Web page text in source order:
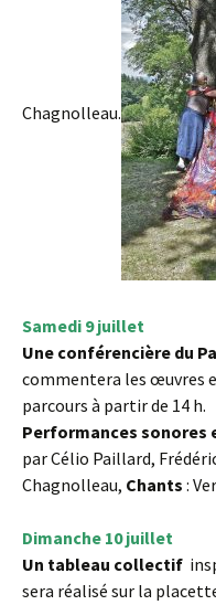
Chagnolleau.
Samedi 9 juillet
Une conférencière du
commentera les œuvres
parcours à partir de 14 h.
Performances sonores
par Célio Paillard,
Chagnolleau, Chants :
Dimanche 10 juillet
Un tableau collectif
sera réalisé sur la